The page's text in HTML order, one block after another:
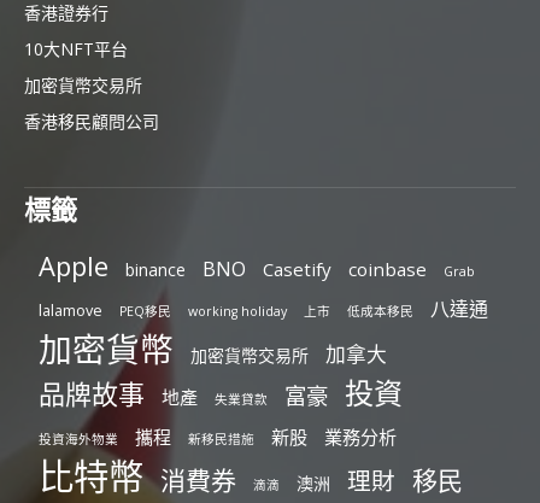
香港證券行
10大NFT平台
加密貨幣交易所
香港移民顧問公司
標籤
Apple binance BNO Casetify coinbase Grab
lalamove PEQ移民 working holiday 上市 低成本移民 八達通
加密貨幣 加密貨幣交易所 加拿大
品牌故事 地產 失業貸款 富豪 投資
投資海外物業 攜程 新移民措施 新股 業務分析
比特幣 消費券 滴滴 澳洲 理財 移民